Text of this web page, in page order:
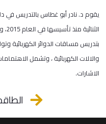
يقوم د. نادر أبو غطاس بالتدريس في
بتدريس مساقات الدوائر الكهربائية
والالات الكهربائية ، وتشمل
الاشارات.